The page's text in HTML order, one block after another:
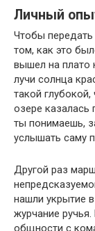
Личный
Чтобы передать
том, как это
вышел на плато
лучи солнца
такой
озере казалась
ты понимаешь,
услышать саму
Другой раз
нашли укрытие
журчание ручья.
общности с